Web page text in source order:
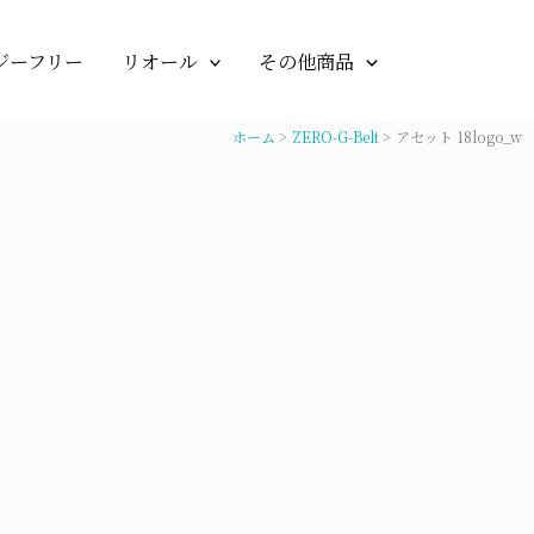
ーフリー リオール その他商品
ホーム ZERO-G-Belt アセット 18logo_w